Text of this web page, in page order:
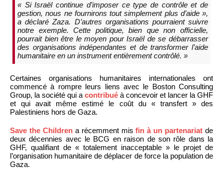
« Si Israël continue d’imposer ce type de contrôle et de
gestion, nous ne fournirons tout simplement plus d’aide »,
a déclaré Zaza. D’autres organisations pourraient suivre
notre exemple. Cette politique, bien que non officielle,
pourrait bien être le moyen pour Israël de se débarrasser
des organisations indépendantes et de transformer l’aide
humanitaire en un instrument entièrement contrôlé. »
Certaines organisations humanitaires internationales ont
commencé à rompre leurs liens avec le Boston Consulting
Group, la société qui a contribué à concevoir et lancer la GHF
et qui avait même estimé le coût du « transfert » des
Palestiniens hors de Gaza.
Save the Childrena récemment misfin à un partenariat de
deux décennies avec le BCG en raison de son rôle dans la
GHF, qualifiant de « totalement inacceptable » le projet de
l’organisation humanitaire de déplacer de force la population de
Gaza.